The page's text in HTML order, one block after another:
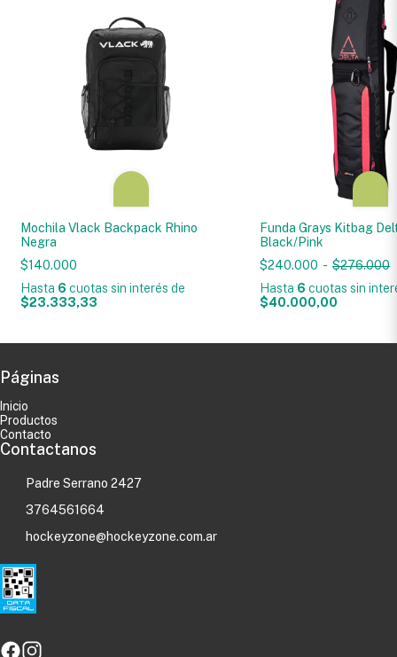
Mochila Vlack Backpack Rhino
Negra
$140.000
Hasta 6 cuotas sin interés de
$23.333,33
Funda Grays Kitbag
Black/Pink
$240.000 - $276.000
Hasta 6 cuotas sin
$40.000,00
Páginas
Inicio
Productos
Contacto
Contactanos
Padre Serrano 2427
3764561664
hockeyzone@hockeyzone.com.ar